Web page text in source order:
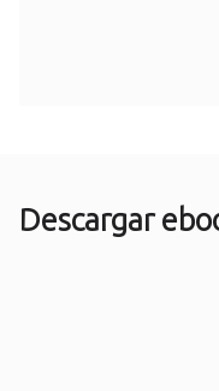
Descargar